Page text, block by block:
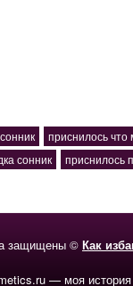
приснилось
сонник
приснилось
защищены © Как
— моя